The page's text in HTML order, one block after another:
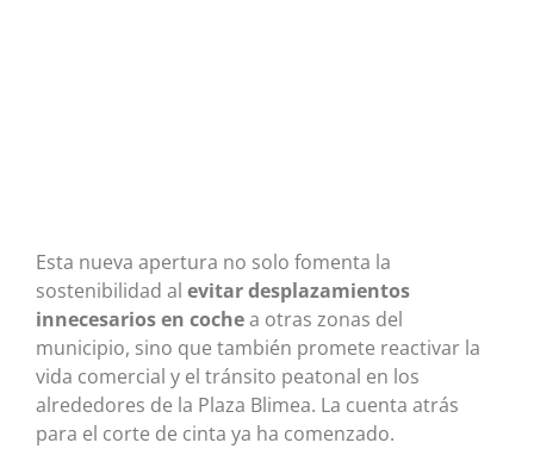
Esta nueva apertura no solo fomenta la
sostenibilidad al evitar desplazamientos
innecesarios en cochea otras zonas del
municipio, sino que también promete reactivar la
vida comercial y el tránsito peatonal en los
alrededores de la Plaza Blimea. La cuenta atrás
para el corte de cinta ya ha comenzado.